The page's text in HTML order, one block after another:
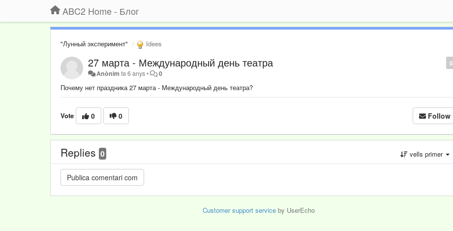
ABC2 Home - Блог
"Лунный эксперимент" Idees
0
27 марта - Международный день театра
Anònim fa 6 anys• 0
Почему нет праздника 27 марта - Международный день театра?
Vote 0 0 Follow
Replies 0 vells primer
Customer support serviceby UserEcho